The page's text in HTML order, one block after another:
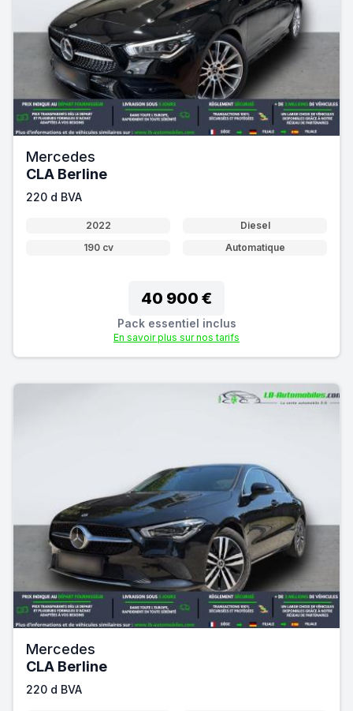
Mercedes
CLA Berline
220 d BVA
2022
Diesel
190 cv
Automatique
40 900 €
Pack essentiel inclus
En savoir plus sur nos tarifs
Mercedes
CLA Berline
220 d BVA